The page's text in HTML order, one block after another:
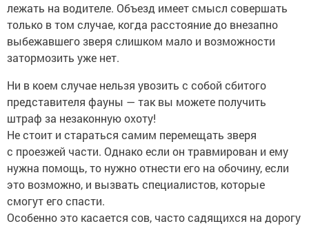
лежать на водителе. Объезд имеет смысл совершать
только в том случае, когда расстояние до внезапно
выбежавшего зверя слишком мало и возможности
затормозить уже нет.
Ни в коем случае нельзя увозить с собой сбитого
представителя фауны — так вы можете получить
штраф за незаконную охоту!
Не стоит и стараться самим перемещать зверя
с проезжей части. Однако если он травмирован и ему
нужна помощь, то нужно отнести его на обочину, если
это возможно, и вызвать специалистов, которые
смогут его спасти.
Особенно это касается сов, часто садящихся на дорогу